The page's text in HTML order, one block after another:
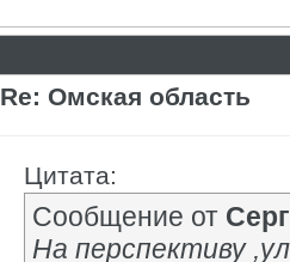
Re: Омская область
Цитата:
Сообщение от
На перспективу